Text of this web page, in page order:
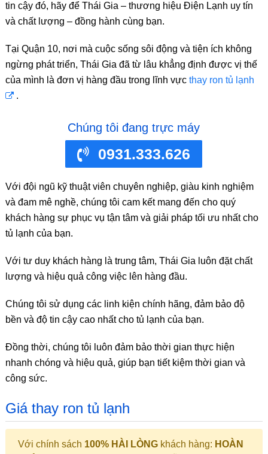
tin cậy đó, hãy để Thái Gia – thương hiệu Điện Lạnh uy tín
và chất lượng – đồng hành cùng bạn.
Tại Quận 10, nơi mà cuộc sống sôi động và tiện ích không
ngừng phát triển, Thái Gia đã từ lâu khẳng định được vị thế
của mình là đơn vị hàng đầu trong lĩnh vực thay ron tủ lạnh
.
Chúng tôi đang trực máy
0931.333.626
Với đội ngũ kỹ thuật viên chuyên nghiệp, giàu kinh nghiệm
và đam mê nghề, chúng tôi cam kết mang đến cho quý
khách hàng sự phục vụ tận tâm và giải pháp tối ưu nhất cho
tủ lạnh của bạn.
Với tư duy khách hàng là trung tâm, Thái Gia luôn đặt chất
lượng và hiệu quả công việc lên hàng đầu.
Chúng tôi sử dụng các linh kiện chính hãng, đảm bảo độ
bền và độ tin cậy cao nhất cho tủ lạnh của bạn.
Đồng thời, chúng tôi luôn đảm bảo thời gian thực hiện
nhanh chóng và hiệu quả, giúp bạn tiết kiệm thời gian và
công sức.
Giá thay ron tủ lạnh
Với chính sách 100% HÀI LÒNGkhách hàng: HOÀN